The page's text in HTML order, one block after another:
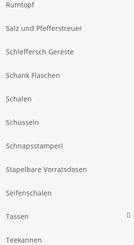
Rumtopf
Salz und Pfefferstreuer
Schleffersch Gereste
Schank Flaschen
Schalen
Schüsseln
Schnapsstamperl
Stapelbare Vorratsdosen
Seifenschalen
Tassen
Teekannen